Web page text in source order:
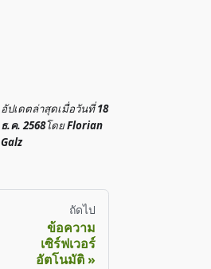
อัปเดตล่าสุดเมื่อวันที่18
ธ.ค. 2568โดยFlorian
Galz
ถัดไป
ข้อความ
เซิร์ฟเวอร์
อัตโนมัติ